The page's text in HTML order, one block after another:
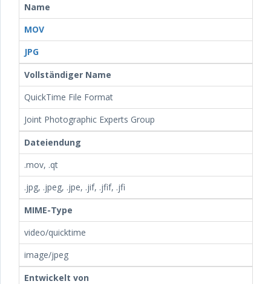
Name
MOV
JPG
Vollständiger Name
QuickTime File Format
Joint Photographic Experts Group
Dateiendung
.mov, .qt
.jpg, .jpeg, .jpe, .jif, .jfif, .jfi
MIME-Type
video/quicktime
image/jpeg
Entwickelt von